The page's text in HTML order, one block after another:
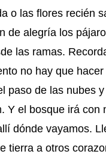
o las flores recién
de alegría los
las ramas.
no hay que
paso de las nubes
Y el bosque irá con
dónde vayamos.
tierra a otros